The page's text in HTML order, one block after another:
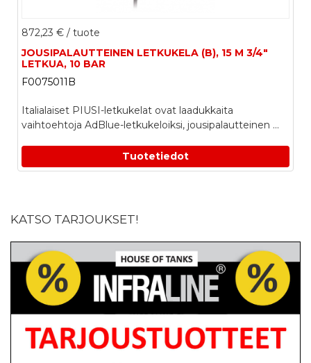
872,23 € / tuote
JOUSIPALAUTTEINEN LETKUKELA (B), 15 M 3/4"
LETKUA, 10 BAR
F0075011B
Italialaiset PIUSI-letkukelat ovat laadukkaita
vaihtoehtoja AdBlue-letkukeloiksi, jousipalautteinen ...
Tuotetiedot
KATSO TARJOUKSET!